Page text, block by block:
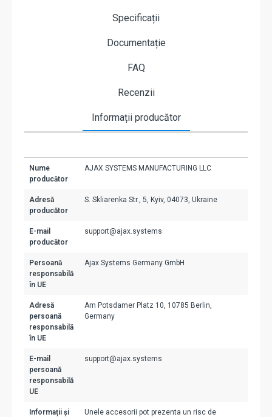
Specificații
Documentație
FAQ
Recenzii
Informații producător
Nume
producător
AJAX SYSTEMS MANUFACTURING LLC
Adresă
producător
S. Skliarenka Str., 5, Kyiv, 04073, Ukraine
E-mail
producător
support@ajax.systems
Persoană
responsabilă
în UE
Ajax Systems Germany GmbH
Adresă
persoană
responsabilă
în UE
Am Potsdamer Platz 10, 10785 Berlin,
Germany
E-mail
persoană
responsabilă
UE
support@ajax.systems
Informații și Unele accesorii pot prezenta un risc de